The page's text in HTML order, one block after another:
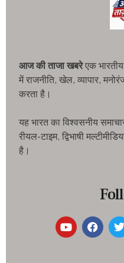
आज की ताजा खबरेएक भारतीय
में राजनीति, खेल, व्यापार,
करता है।
यह भारत का विश्वसनीय
रीयल-टाइम, द्विभाषी
है।